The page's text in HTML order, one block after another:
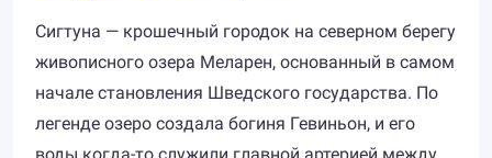
Сигтуна — крошечный городок на северном берегу
живописного озера Меларен, основанный в самом
начале становления Шведского государства. По
легенде озеро создала богиня Гевиньон, и его